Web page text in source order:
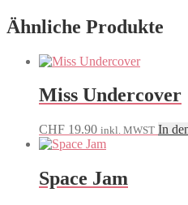
Ähnliche Produkte
Miss Undercover
CHF 19.90 inkl. MWST In
Space Jam